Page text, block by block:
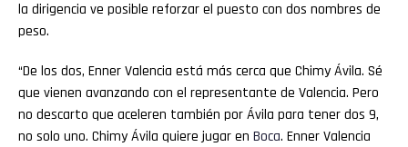
la dirigencia ve posible reforzar el puesto con dos nombres de
peso.
“De los dos, Enner Valencia está más cerca que Chimy Ávila. Sé
que vienen avanzando con el representante de Valencia. Pero
no descarto que aceleren también por Ávila para tener dos 9,
no solo uno. Chimy Ávila quiere jugar en Boca. Enner Valencia